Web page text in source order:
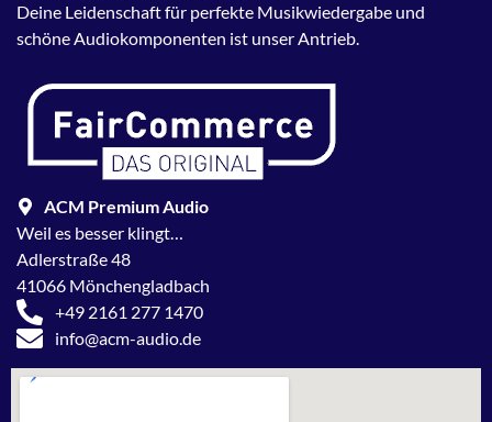
Deine Leidenschaft für perfekte Musikwiedergabe und
schöne Audiokomponenten ist unser Antrieb.
ACM Premium Audio
Weil es besser klingt…
Adlerstraße 48
41066 Mönchengladbach
+49 2161 277 1470
info@acm-audio.de